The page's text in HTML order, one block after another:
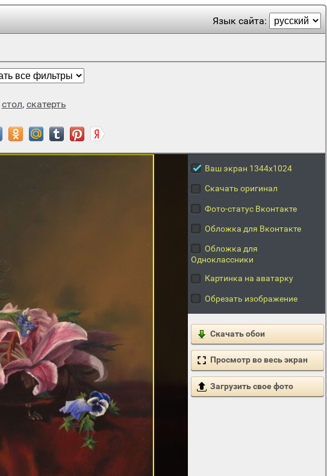
Язык сайта:
стол, скатерть
Ваш экран 1344x1024
Скачать оригинал
Фото-статус Вконтакте
Обложка для Вконтакте
Обложка для
Одноклассники
Картинка на аватарку
Обрезать изображение
Скачать обои
Просмотр во весь экран
Загрузить свое фото